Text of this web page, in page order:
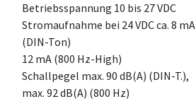
Betriebsspannung 10 bis 27 VDC
Stromaufnahme bei 24 VDC ca. 8 mA
(DIN-Ton)
12 mA (800 Hz-High)
Schallpegel max. 90 dB(A) (DIN-T.),
max. 92 dB(A) (800 Hz)